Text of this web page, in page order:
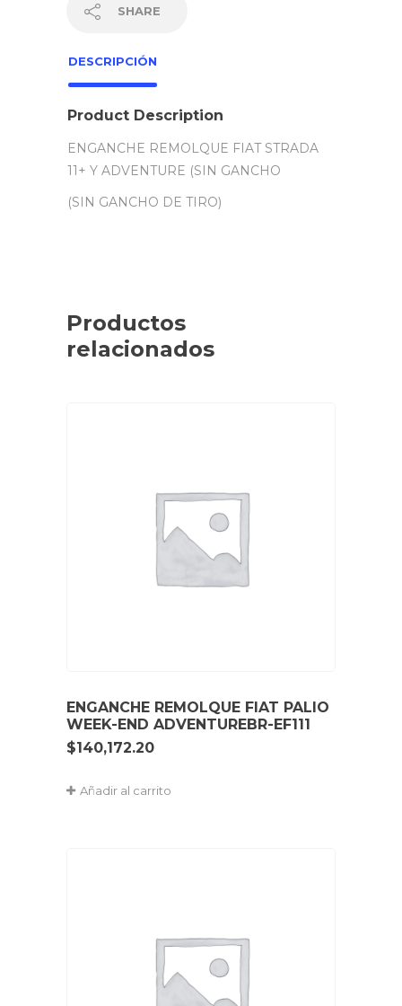
SHARE
DESCRIPCIÓN
Product Description
ENGANCHE REMOLQUE FIAT STRADA
11+ Y ADVENTURE (SIN GANCHO
(SIN GANCHO DE TIRO)
Productos
relacionados
ENGANCHE REMOLQUE FIAT PALIO
WEEK-END ADVENTUREBR-EF111
$140,172.20
Añadir al carrito